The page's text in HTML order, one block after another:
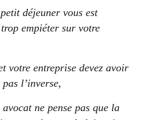
déjeuner vous est
empiéter sur votre
votre entreprise devez avoir
pas l’inverse,
ne pense pas que la